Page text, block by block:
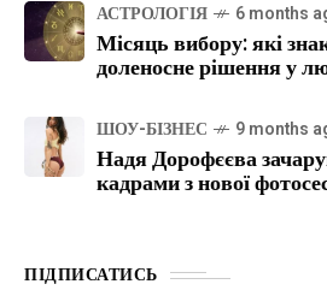
АСТРОЛОГІЯ 6 months
Місяць вибору: які
доленосне рішення у
ШОУ-БІЗНЕС 9 months
Надя Дорофєєва
кадрами з нової
ПІДПИСАТИСЬ